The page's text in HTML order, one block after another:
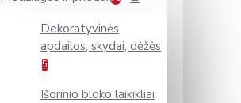
Dekoratyvinės
apdailos, skydai, dėžės
5
Išorinio bloko laikikliai